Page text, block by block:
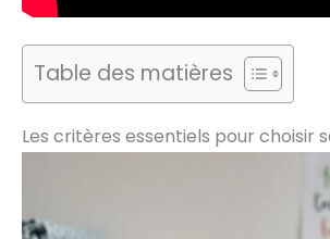
Table des matières
Les critères essentiels pour choisir